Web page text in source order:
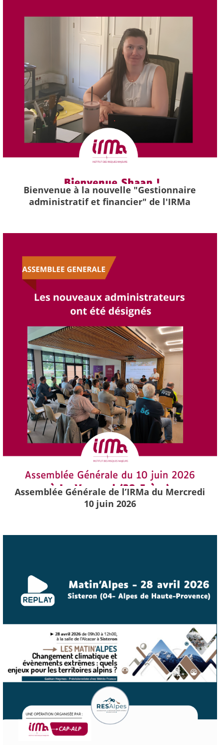
Bienvenue à la nouvelle "Gestionnaire
administratif et financier" de l'IRMa
Assemblée Générale de l’IRMa du Mercredi
10 juin 2026